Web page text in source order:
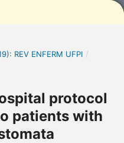
REV ENFERM UFPI /
protocol
patients with